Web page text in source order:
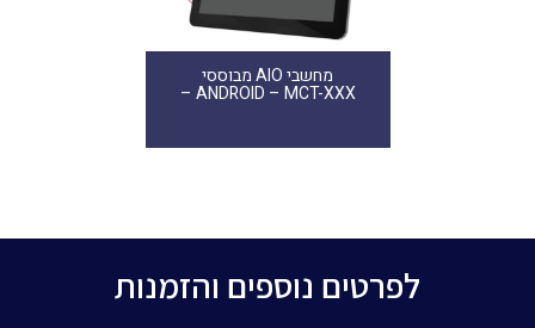
מחשבי AIO מבוססי
ANDROID – MCT-XXX –
לפרטים נוספים והזמנות